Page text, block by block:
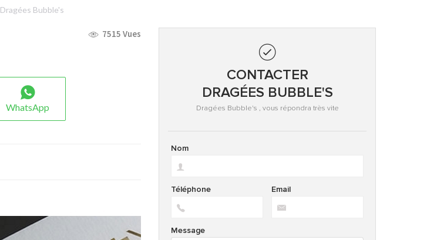
Dragées Bubble's
7515 Vues
WhatsApp
CONTACTER
DRAGÉES BUBBLE'S
Dragées Bubble's , vous répondra très vite
Nom
Email
Téléphone
Message